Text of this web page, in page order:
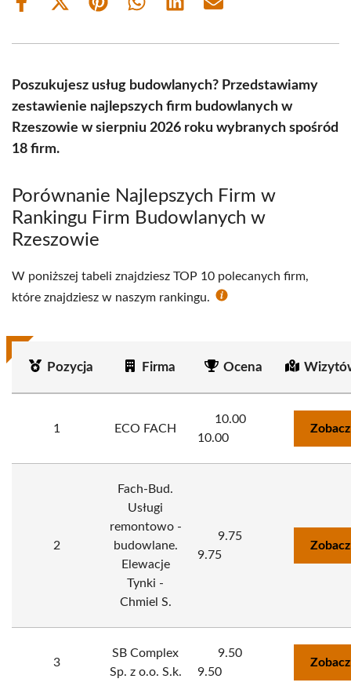
Share
Share
(Twitter)
Share Share Share Share
Poszukujesz usług budowlanych? Przedstawiamy
zestawienie najlepszych firm budowlanych w
Rzeszowie w sierpniu 2026 roku wybranych spośród
18 firm.
Porównanie Najlepszych Firm w
Rankingu Firm Budowlanych w
Rzeszowie
W poniższej tabeli znajdziesz TOP 10 polecanych firm,
które znajdziesz w naszym rankingu.
Pozycja Firma Ocena
1 ECO FACH
10.00
10.00
2
Fach-Bud.
Usługi
remontowo -
budowlane.
Elewacje
Tynki -
Chmiel S.
9.75
9.75
3
SB Complex
Sp. z o.o. S.k.
9.50
9.50